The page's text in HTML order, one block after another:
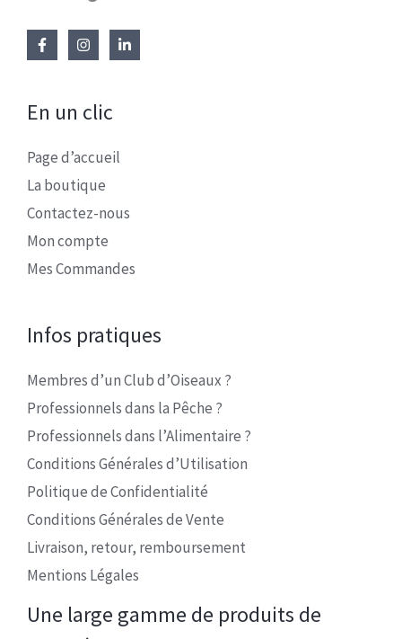
En un clic
Page d’accueil
La boutique
Contactez-nous
Mon compte
Mes Commandes
Infos pratiques
Membres d’un Club d’Oiseaux ?
Professionnels dans la Pêche ?
Professionnels dans l’Alimentaire ?
Conditions Générales d’Utilisation
Politique de Confidentialité
Conditions Générales de Vente
Livraison, retour, remboursement
Mentions Légales
Une large gamme de produits de